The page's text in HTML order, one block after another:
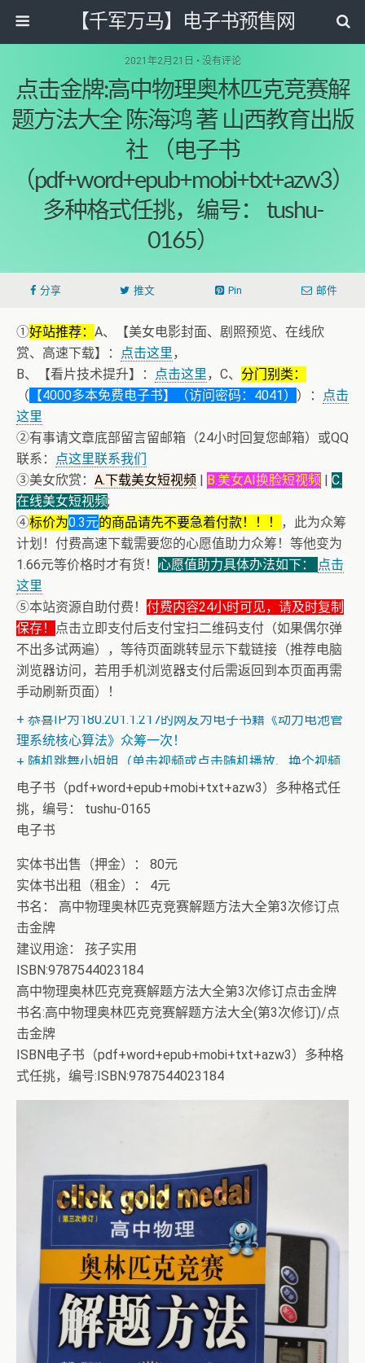
【千军万马】电子书预售网
2021年2月21日 • 没有评论
点击金牌:高中物理奥林匹克竞赛解
题方法大全 陈海鸿 著 山西教育出版
社 （电子书
（pdf+word+epub+mobi+txt+azw3）
多种格式任挑，编号： tushu-
0165）
分享 推文 Pin 邮件
①好站推荐： A、【美女电影封面、剧照预览、在线欣
赏、高速下载】：
点击这里，
B、【看片技术提升】：
点击这里，C、 分门别类：
（ 【4000多本免费电子书】（访问密码：4041） ）：
点击
这里
②有事请文章底部留言留邮箱（24小时回复您邮箱）或QQ
联系：
点这里联系我们
③美女欣赏： A.下载美女短视频 | B.美女AI换脸短视频 | C.
在线美女短视频;
④标价为0.3元的商品请先不要急着付款！！！
，此为众筹
计划！付费高速下载需要您的心愿值助力众筹！等他变为
1.66元等价格时才有货！ 心愿值助力具体办法如下：
点击
这里
⑤本站资源自助付费！ 付费内容24小时可见，请及时复制
保存！
点击立即支付后支付宝扫二维码支付（如果偶尔弹
不出多试两遍），等待页面跳转显示下载链接（推荐电脑
浏览器访问，若用手机浏览器支付后需返回到本页面再需
手动刷新页面）！
+ AV女神三上悠亚AI换脸小视频
+ AV女神文化课！近400位AV女优明星故事简介
+ 恭喜IP为180.201.1.217的网友为电子书籍《动力电池管
理系统核心算法》众筹一次！
+ 随机跳舞小姐姐（单击视频或点击随机播放、换个视频
开始欣赏）
电子书（pdf+word+epub+mobi+txt+azw3）多种格式任
挑，编号： tushu-0165
电子书
实体书出售（押金）： 80元
实体书出租（租金）： 4元
书名： 高中物理奥林匹克竞赛解题方法大全第3次修订点
击金牌
建议用途： 孩子实用
ISBN:9787544023184
高中物理奥林匹克竞赛解题方法大全第3次修订点击金牌
书名:高中物理奥林匹克竞赛解题方法大全(第3次修订)/点
击金牌
ISBN电子书（pdf+word+epub+mobi+txt+azw3）多种格
式任挑，编号:ISBN:9787544023184